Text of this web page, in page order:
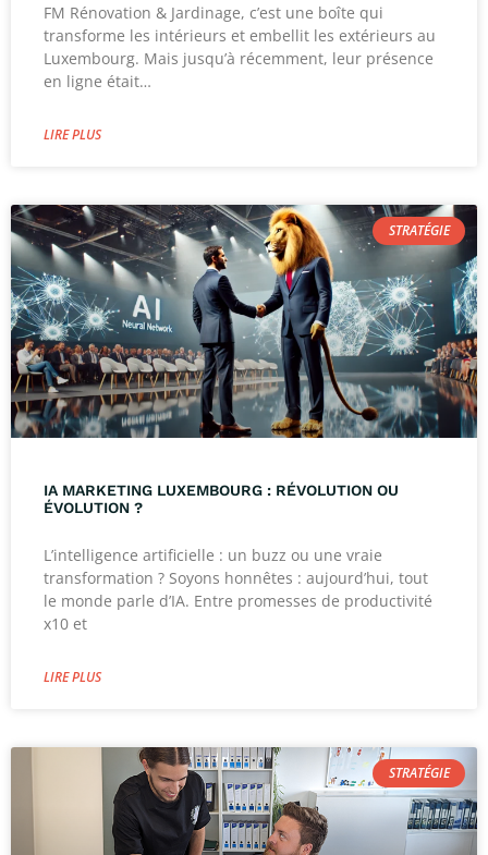
FM Rénovation & Jardinage, c’est une boîte qui
transforme les intérieurs et embellit les extérieurs au
Luxembourg. Mais jusqu’à récemment, leur présence
en ligne était…
LIRE PLUS
STRATÉGIE
IA MARKETING LUXEMBOURG : RÉVOLUTION OU
ÉVOLUTION ?
L’intelligence artificielle : un buzz ou une vraie
transformation ? Soyons honnêtes : aujourd’hui, tout
le monde parle d’IA. Entre promesses de productivité
x10 et
LIRE PLUS
STRATÉGIE